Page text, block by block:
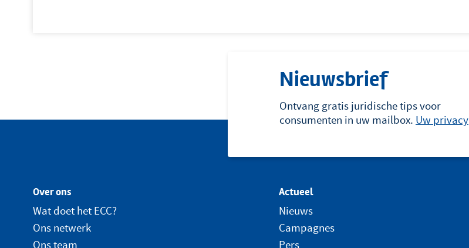
Nieuwsbrief
Ontvang gratis juridische tips voor
consumenten in uw mailbox. Uw privacy
Over ons
Wat doet het ECC?
Ons netwerk
Ons team
Actueel
Nieuws
Campagnes
Pers